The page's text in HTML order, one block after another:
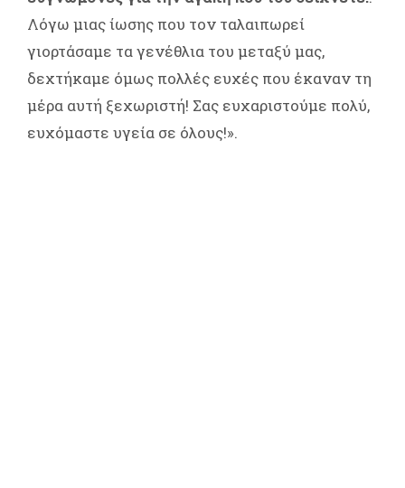
Λόγω μιας ίωσης που τον ταλαιπωρεί
γιορτάσαμε τα γενέθλια του μεταξύ μας,
δεχτήκαμε όμως πολλές ευχές που έκαναν τη
μέρα αυτή ξεχωριστή! Σας ευχαριστούμε πολύ,
ευχόμαστε υγεία σε όλους!».